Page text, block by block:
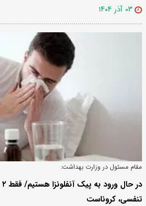
۰۳ آذر ۱۴۰۴
مقام مسئول در وزارت بهداشت:
تنفسی، کروناست